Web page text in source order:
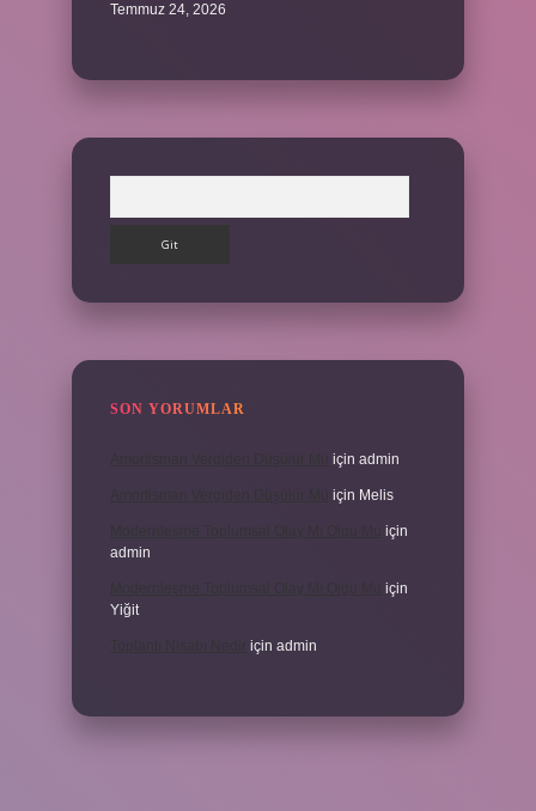
Temmuz 24, 2026
SON YORUMLAR
için admin
için Melis
için
admin
için
Yiğit
için admin